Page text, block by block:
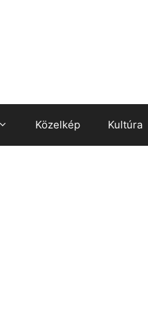
Közelkép Kultúra